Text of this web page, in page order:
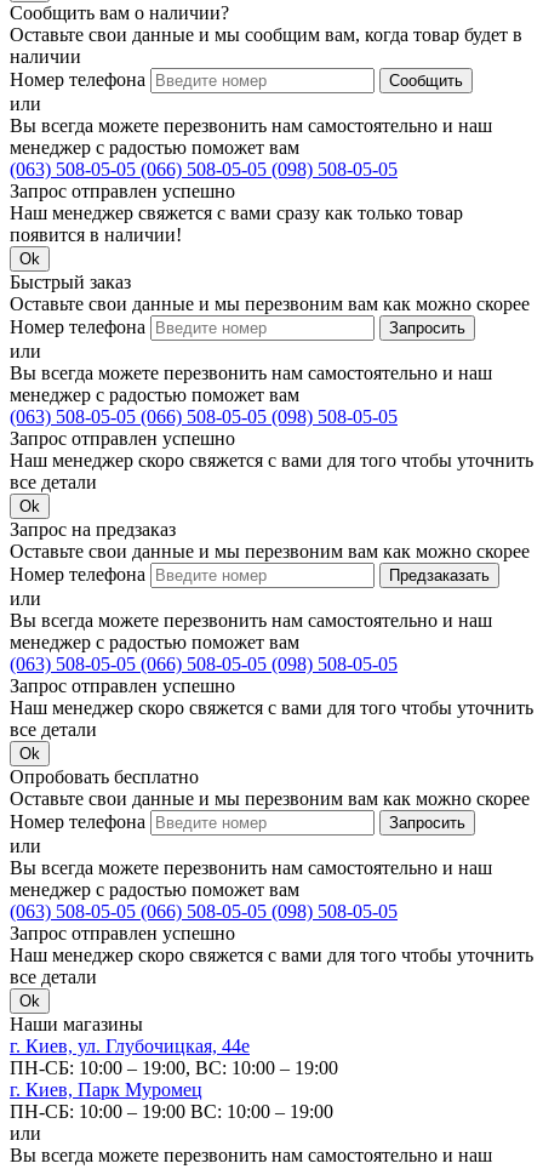
Сообщить вам о наличии?
Оставьте свои данные и мы сообщим вам, когда товар будет в
наличии
Номер телефона
Сообщить
или
Вы всегда можете перезвонить нам самостоятельно и наш
менеджер с радостью поможет вам
(063) 508-05-05 (066) 508-05-05 (098) 508-05-05
Запрос отправлен успешно
Наш менеджер свяжется с вами сразу как только товар
появится в наличии!
Ok
Быстрый заказ
Оставьте свои данные и мы перезвоним вам как можно скорее
Номер телефона
Запросить
или
Вы всегда можете перезвонить нам самостоятельно и наш
менеджер с радостью поможет вам
(063) 508-05-05 (066) 508-05-05 (098) 508-05-05
Запрос отправлен успешно
Наш менеджер скоро свяжется с вами для того чтобы уточнить
все детали
Ok
Запрос на предзаказ
Оставьте свои данные и мы перезвоним вам как можно скорее
Номер телефона
Предзаказать
или
Вы всегда можете перезвонить нам самостоятельно и наш
менеджер с радостью поможет вам
(063) 508-05-05 (066) 508-05-05 (098) 508-05-05
Запрос отправлен успешно
Наш менеджер скоро свяжется с вами для того чтобы уточнить
все детали
Ok
Опробовать бесплатно
Оставьте свои данные и мы перезвоним вам как можно скорее
Номер телефона
Запросить
или
Вы всегда можете перезвонить нам самостоятельно и наш
менеджер с радостью поможет вам
(063) 508-05-05 (066) 508-05-05 (098) 508-05-05
Запрос отправлен успешно
Наш менеджер скоро свяжется с вами для того чтобы уточнить
все детали
Ok
Наши магазины
г. Киев, ул. Глубочицкая, 44е
ПН-СБ: 10:00 – 19:00, ВС: 10:00 – 19:00
г. Киев, Парк Муромец
ПН-СБ: 10:00 – 19:00 ВС: 10:00 – 19:00
или
Вы всегда можете перезвонить нам самостоятельно и наш